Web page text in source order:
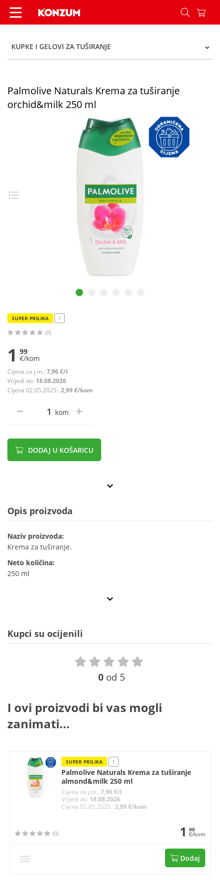
Palmolive Naturals Krema za tuširanje
KUPKE I GELOVI ZA TUŠIRANJE
Palmolive Naturals Krema za tuširanje
orchid&milk 250 ml
SUPER PRILIKA !
(0)
1 99
€/kom
Cijena za j.m.: 7,96 €/l
Vrijedi do: 18.08.2026
Cijena 02.05.2025.: 2,99 €/kom
kom
DODAJ U KOŠARICU
Opis proizvoda
Naziv proizvoda:
Krema za tuširanje.
Neto količina:
250 ml
Kupci su ocijenili
0 od 5
I ovi proizvodi bi vas mogli
zanimati...
SUPER PRILIKA !
Palmolive Naturals Krema za tuširanje
almond&milk 250 ml
Cijena za j.m.:7,96 €/l
Vrijedi do: 18.08.2026
Cijena 02.05.2025.:2,99 €/kom
(0) 1 99
€/kom
Dodaj